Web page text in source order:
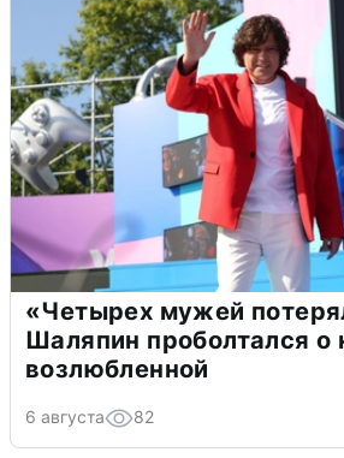
«Четырех мужей
Шаляпин проболтался о
возлюбленной
6 августа 82